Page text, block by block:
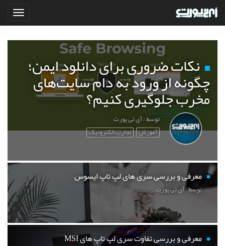
نکات ضروری برای دانلود ایمن؛
چگونه از ورود به دام سایت‌های
مخرب جلوگیری کنیم؟
توسط : آی تی پورت
آموزش تجارت الکترونیک
معرفی و بررسی سری های لپ تاپ ایسوس
توسط : آی تی پورت
معرفی و بررسی تفاوت سری لپ تاپ های MSI